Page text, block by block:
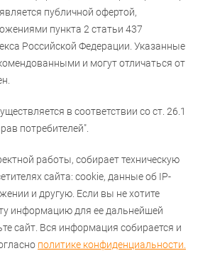
публичной офертой,
пункта 2 статьи 437
Российской Федерации. Указанные
и могут отличаться от
в соответствии со ст. 26.1
потребителей".
работы, собирает техническую
сайта: cookie, данные об IP-
и другую. Если вы не хотите
информацию для ее дальнейшей
сайт. Вся информация собирается и
политике конфиденциальности.